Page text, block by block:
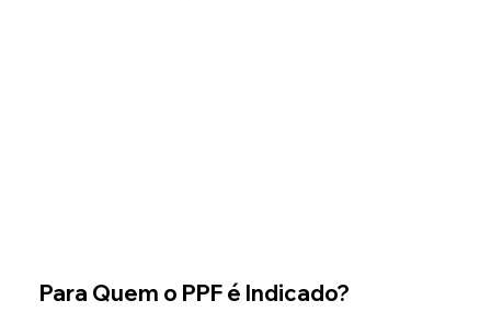
Para Quem o PPF é Indicado?